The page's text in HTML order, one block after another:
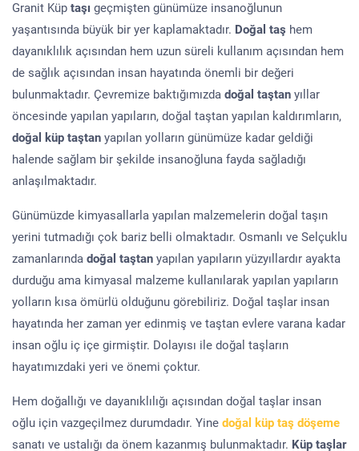
Granit Küp taşı geçmişten günümüze insanoğlunun
yaşantısında büyük bir yer kaplamaktadır. Doğal taş hem
dayanıklılık açısından hem uzun süreli kullanım açısından hem
de sağlık açısından insan hayatında önemli bir değeri
bulunmaktadır. Çevremize baktığımızda doğal taştan yıllar
öncesinde yapılan yapıların, doğal taştan yapılan kaldırımların,
doğal küp taştan yapılan yolların günümüze kadar geldiği
halende sağlam bir şekilde insanoğluna fayda sağladığı
anlaşılmaktadır.
Günümüzde kimyasallarla yapılan malzemelerin doğal taşın
yerini tutmadığı çok bariz belli olmaktadır. Osmanlı ve Selçuklu
zamanlarında doğal taştan yapılan yapıların yüzyıllardır ayakta
durduğu ama kimyasal malzeme kullanılarak yapılan yapıların
yolların kısa ömürlü olduğunu görebiliriz. Doğal taşlar insan
hayatında her zaman yer edinmiş ve taştan evlere varana kadar
insan oğlu iç içe girmiştir. Dolayısı ile doğal taşların
hayatımızdaki yeri ve önemi çoktur.
Hem doğallığı ve dayanıklılığı açısından doğal taşlar insan
oğlu için vazgeçilmez durumdadır. Yine doğal küp taş döşeme
sanatı ve ustalığı da önem kazanmış bulunmaktadır. Küp taşlar